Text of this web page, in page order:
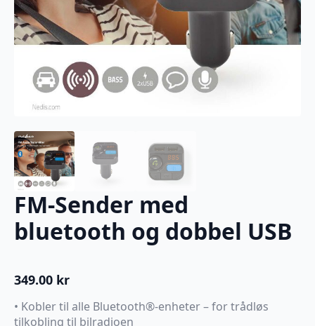
FM-Sender med
bluetooth og dobbel USB
349.00 kr
• Kobler til alle Bluetooth®-enheter – for trådløs
tilkobling til bilradioen